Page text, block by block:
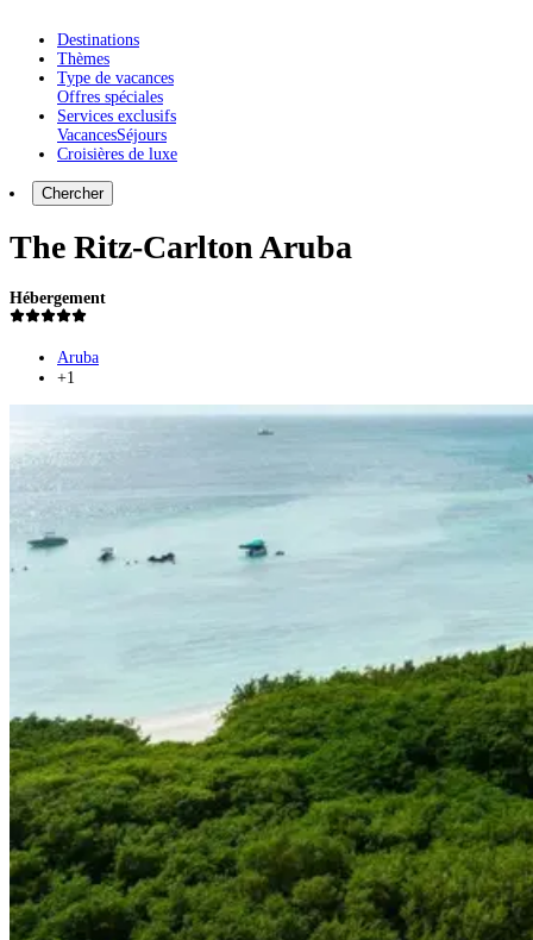
Destinations
Thèmes
Type de vacances
Offres spéciales
Services exclusifs
VacancesSéjours
Croisières de luxe
Chercher
The Ritz-Carlton Aruba
Hébergement
Aruba
+1